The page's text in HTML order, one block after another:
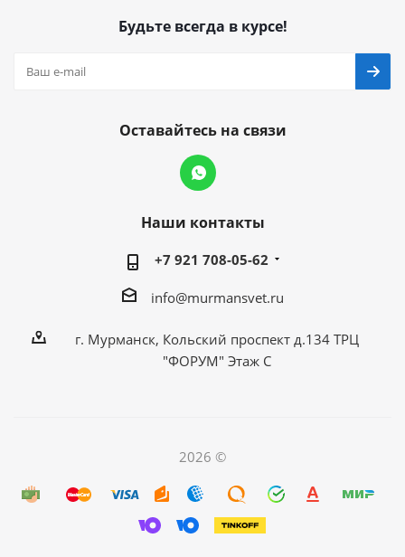
Будьте всегда в курсе!
Оставайтесь на связи
Наши контакты
+7 921 708-05-62
info@murmansvet.ru
г. Мурманск, Кольский проспект д.134 ТРЦ
"ФОРУМ" Этаж С
2026 ©